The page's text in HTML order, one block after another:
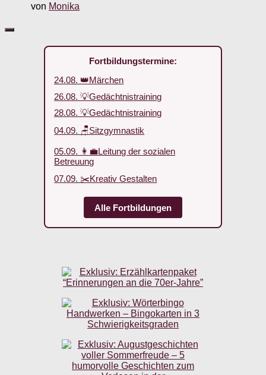
von Monika
Fortbildungstermine:
24.08. 👑Märchen
26.08. 💡Gedächtnistraining
28.08. 💡Gedächtnistraining
04.09. 🪑Sitzgymnastik
05.09. 👩‍💼Leitung der sozialen
Betreuung
07.09. ✂️Kreativ Gestalten
Alle Fortbildungen